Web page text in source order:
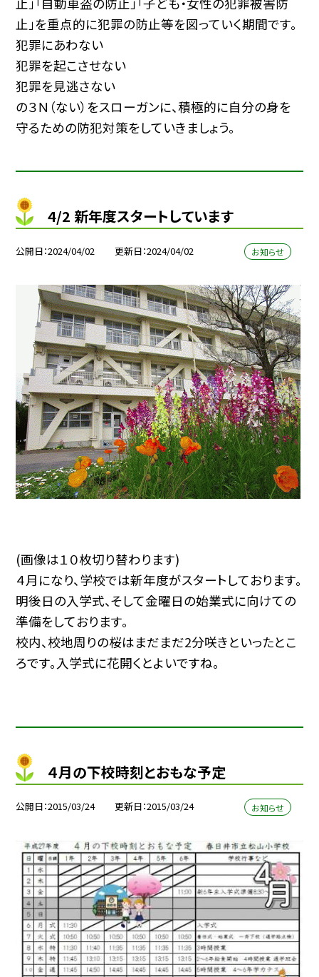
止」を重点的に犯罪の防止等を図っていく期間です。
犯罪にあわない
犯罪を起こさせない
犯罪を見逃さない
の３Ｎ（ない）をスローガンに、積極的に自分の身を
守るための防犯対策をしていきましょう。
4/2 新年度スタートしています
公開日 2024/04/02 更新日 2024/04/02 お知らせ
(画像は１０枚切り替わります)
４月になり、学校では新年度がスタートしております。
明後日の入学式、そして金曜日の始業式に向けての
準備をしております。
校内、校地周りの桜はまだまだ2分咲きといったとこ
ろです。入学式に花開くとよいですね。
４月の下校時刻とおもな予定
公開日 2015/03/24 更新日 2015/03/24 お知らせ